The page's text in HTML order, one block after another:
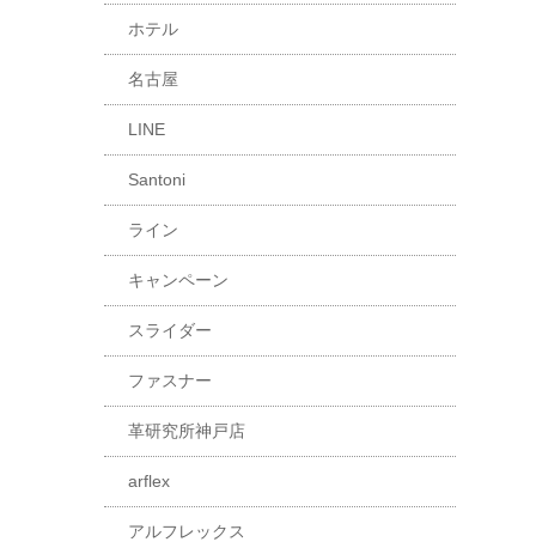
ホテル
名古屋
LINE
Santoni
ライン
キャンペーン
スライダー
ファスナー
革研究所神戸店
arflex
アルフレックス